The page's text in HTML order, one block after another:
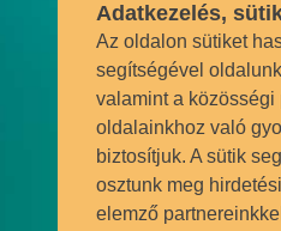
Adatkezelés,
Az oldalon sütiket
segítségével
valamint a
oldalainkhoz való
biztosítjuk. A sütik
osztunk meg
elemző
Wifi +
Az épületben büfé -
ebédelni is tudsz -
internet kapcsolat